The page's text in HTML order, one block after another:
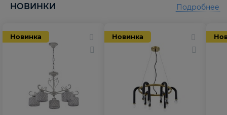
НОВИНКИ
Новинка Новинка
Подробнее